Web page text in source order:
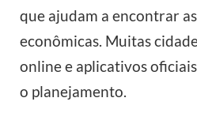
que ajudam a encontrar
econômicas. Muitas
online e aplicativos
o planejamento.